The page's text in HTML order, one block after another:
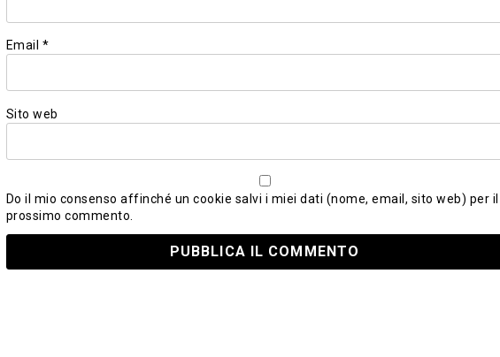
Email *
Sito web
Do il mio consenso affinché un cookie salvi i miei dati (nome, email, sito web) per il
prossimo commento.